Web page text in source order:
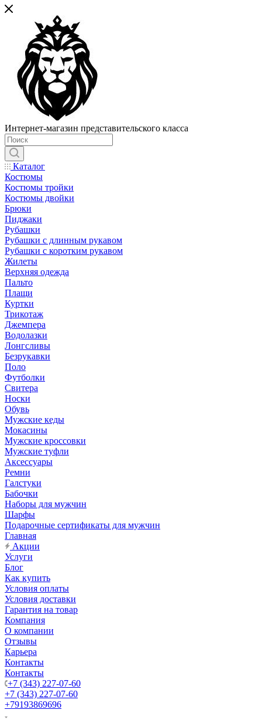
Интернет-магазин представительского класса
Каталог
Костюмы
Костюмы тройки
Костюмы двойки
Брюки
Пиджаки
Рубашки
Рубашки с длинным рукавом
Рубашки с коротким рукавом
Жилеты
Верхняя одежда
Пальто
Плащи
Куртки
Трикотаж
Джемпера
Водолазки
Лонгсливы
Безрукавки
Поло
Футболки
Свитера
Носки
Обувь
Мужские кеды
Мокасины
Мужские кроссовки
Мужские туфли
Аксессуары
Ремни
Галстуки
Бабочки
Наборы для мужчин
Шарфы
Подарочные сертификаты для мужчин
Главная
Акции
Услуги
Блог
Как купить
Условия оплаты
Условия доставки
Гарантия на товар
Компания
О компании
Отзывы
Карьера
Контакты
Контакты
+7 (343) 227-07-60
+7 (343) 227-07-60
+79193869696